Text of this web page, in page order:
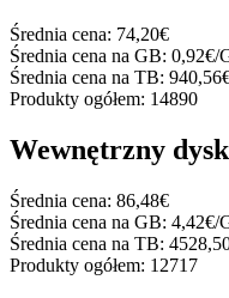
Średnia cena: 74,20€
Średnia cena na GB: 0,92€/
Średnia cena na TB:
Produkty ogółem: 14890
Wewnętrzny
Średnia cena: 86,48€
Średnia cena na GB: 4,42€/
Średnia cena na TB:
Produkty ogółem: 12717